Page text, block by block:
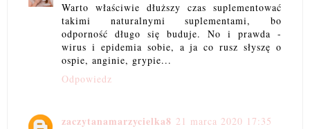
Warto właściwie dłuższy czas suplementować
takimi naturalnymi suplementami, bo
odporność długo się buduje. No i prawda -
wirus i epidemia sobie, a ja co rusz słyszę o
ospie, anginie, grypie...
Odpowiedz
zaczytanamarzycielka8 21 marca 2020 17:35